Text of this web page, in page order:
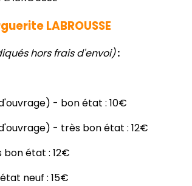
LABROUSSE
hors frais d'envoi):
- bon état : 10€
- très bon état : 12€
bon état : 12€
neuf : 15€